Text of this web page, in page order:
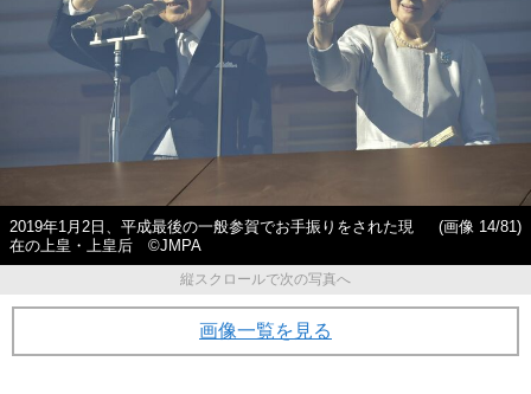
2019年1月2日、平成最後の一般参賀でお手振りをされた現
在の上皇・上皇后 ©JMPA
(画像 14/81)
縦スクロールで次の写真へ
画像一覧を見る